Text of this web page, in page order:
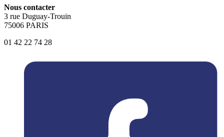
Nous contacter
3 rue Duguay-Trouin
75006 PARIS
01 42 22 74 28